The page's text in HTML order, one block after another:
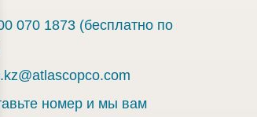
070 1873 (бесплатно по
номер и мы вам